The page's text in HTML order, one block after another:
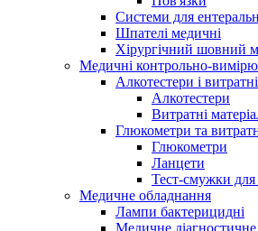
Системи для
Шпателі медичні
Хірургічний шовний
Медичні контрольно-
Алкотестери і
Алкотестери
Витратні
Глюкометри та
Глюкометри
Ланцети
Тест-смужки для
Медичне обладнання
Лампи бактерицидні